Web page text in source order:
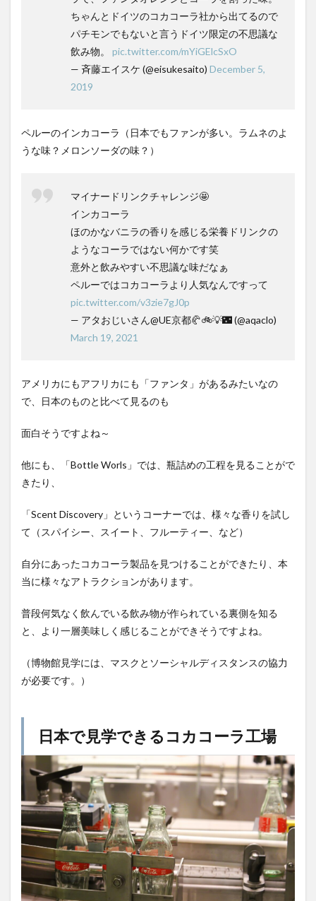
ちゃんとドイツのコカコーラ社から出てるので
パチモンでもないと言うドイツ限定の不思議な
飲み物。 pic.twitter.com/mYiGElcSxO
— 斉藤エイスケ (@eisukesaito) December 5,
2019
ペルーのインカコーラ（日本でもファンが多い。ラムネのよ
うな味？メロンソーダの味？）
マイナードリンクチャレンジ🤩
インカコーラ
ほのかなバニラの香りを感じる栄養ドリンクの
ようなコーラではない何かです笑
意外と飲みやすい不思議な味だなぁ
ペルーではコカコーラより人気なんですって
pic.twitter.com/v3zie7gJ0p
— アタおじいさん@UE京都🥐🚲💡🌃 (@aqaclo)
March 19, 2021
アメリカにもアフリカにも「ファンタ」があるみたいなの
で、日本のものと比べて見るのも
面白そうですよね～
他にも、「Bottle Worls」では、瓶詰めの工程を見ることがで
きたり、
「Scent Discovery」というコーナーでは、様々な香りを試し
て（スパイシー、スイート、フルーティー、など）
自分にあったコカコーラ製品を見つけることができたり、本
当に様々なアトラクションがあります。
普段何気なく飲んでいる飲み物が作られている裏側を知る
と、より一層美味しく感じることができそうですよね。
（博物館見学には、マスクとソーシャルディスタンスの協力
が必要です。）
日本で見学できるコカコーラ工場